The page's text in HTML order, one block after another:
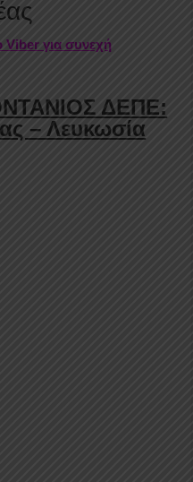
Viber για συνεχή
ΔΕΠΕ:
– Λευκωσία